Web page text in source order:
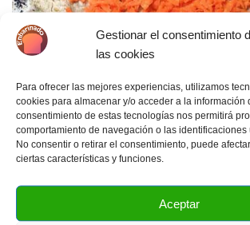
Gestionar el consentimiento
las cookies
Para ofrecer las mejores experiencias, utilizamos
cookies para almacenar y/o acceder a la información
consentimiento de estas tecnologías nos permitirá
comportamiento de navegación o las identificaciones
No consentir o retirar el consentimiento, puede
ciertas características y funciones.
Aceptar
Cuando tengamos la masa